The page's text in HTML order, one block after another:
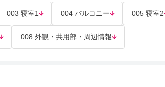
003 寝室1 004 バルコニー 005 寝室2
008 外観・共用部・周辺情報